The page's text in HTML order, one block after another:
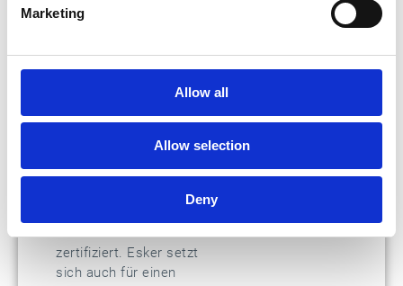
Marketing
Allow all
Allow selection
Deny
Esker engagiert sich
Verringerung der
Umweltbelastung und
Bilanzierung seines
Fußabdrucks durch.
Unsere Postzentren und
unser Hauptsitz in Lyon
nach ISO14001:2015
zertifiziert. Esker setzt
sich auch für einen